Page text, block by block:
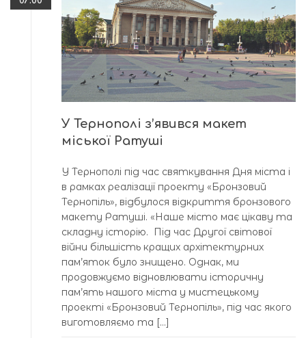
У Тернополі з’явився макет
міської Ратуші
У Тернополі під час святкування Дня міста і
в рамках реалізації проекту «Бронзовий
Тернопіль», відбулося відкриття бронзового
макету Ратуші. «Наше місто має цікаву та
складну історію. Під час Другої світової
війни більшість кращих архітектурних
пам’яток було знищено. Однак, ми
продовжуємо відновлювати історичну
пам’ять нашого міста у мистецькому
проекті «Бронзовий Тернопіль», під час якого
виготовляємо та […]